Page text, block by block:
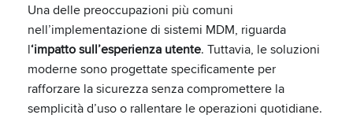
Una delle preoccupazioni più comuni
nell’implementazione di sistemi MDM, riguarda
l‘impatto sull’esperienza utente. Tuttavia, le soluzioni
moderne sono progettate specificamente per
rafforzare la sicurezza senza compromettere la
semplicità d’uso o rallentare le operazioni quotidiane.